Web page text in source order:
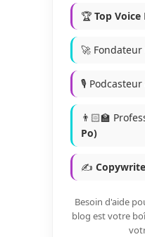
🏆 Top Voice
🚀 Fondateur
🎙️
👨🏻‍🏫
Po)
✍️
Besoin d'aide
blog est votre